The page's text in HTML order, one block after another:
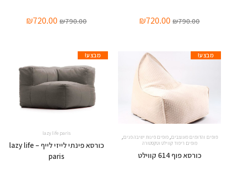
₪790.00
₪720.00
₪790.00
₪720.00
מבצע!
פופים והדומים מעוצבים ,פופים פינות ישיבה פנים
פופים ריפוד קווילט וטקסטורה
כורסא פוף 614 קווילט
מבצע!
lazy life paris
כורסא פינתי לייזי לייף – lazy life
paris